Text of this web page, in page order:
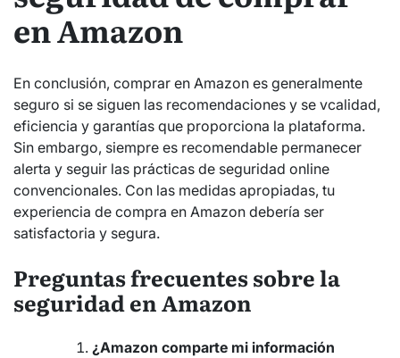
en Amazon
En conclusión, comprar en Amazon es generalmente
seguro si se siguen las recomendaciones y se vcalidad,
eficiencia y garantías que proporciona la plataforma.
Sin embargo, siempre es recomendable permanecer
alerta y seguir las prácticas de seguridad online
convencionales. Con las medidas apropiadas, tu
experiencia de compra en Amazon debería ser
satisfactoria y segura.
Preguntas frecuentes sobre la
seguridad en Amazon
¿Amazon comparte mi información